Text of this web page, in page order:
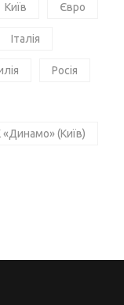
Київ Євро
Італія
Росія
(Київ)